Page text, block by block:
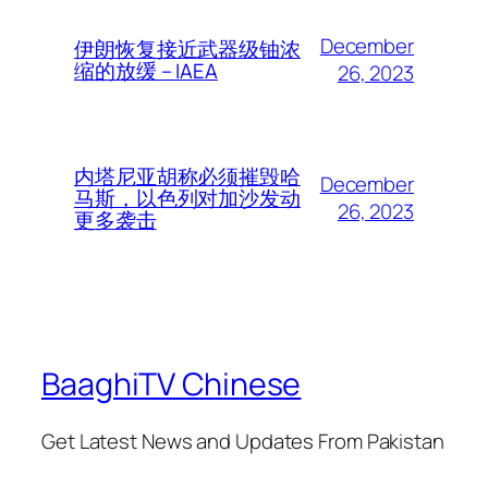
伊朗恢复接近武器级铀浓
缩的放缓 – IAEA
December
26, 2023
内塔尼亚胡称必须摧毁哈
马斯，以色列对加沙发动
更多袭击
December
26, 2023
BaaghiTV Chinese
Get Latest News and Updates From Pakistan